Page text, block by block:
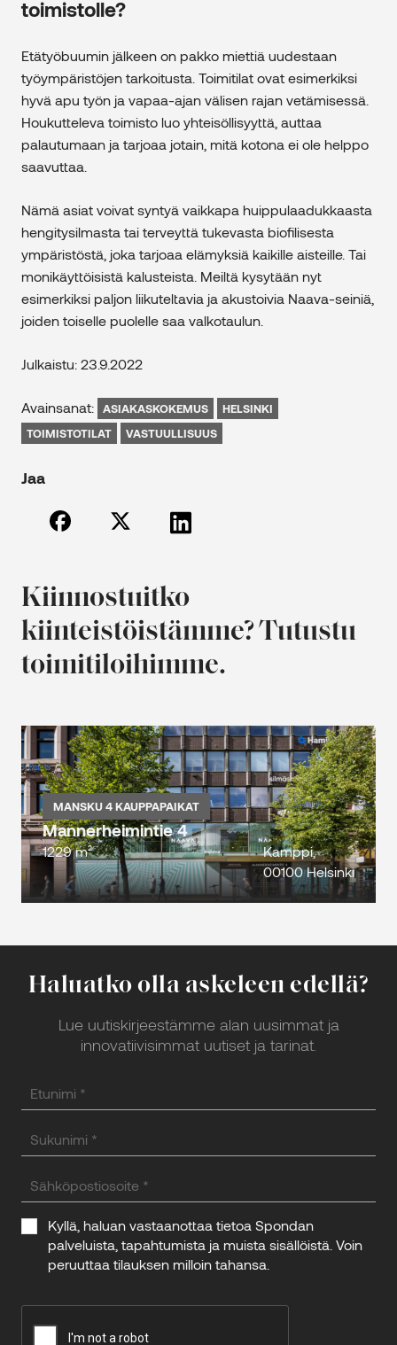
toimistolle?
Etätyöbuumin jälkeen on pakko miettiä uudestaan
työympäristöjen tarkoitusta. Toimitilat ovat esimerkiksi
hyvä apu työn ja vapaa-ajan välisen rajan vetämisessä.
Houkutteleva toimisto luo yhteisöllisyyttä, auttaa
palautumaan ja tarjoaa jotain, mitä kotona ei ole helppo
saavuttaa.
Nämä asiat voivat syntyä vaikkapa huippulaadukkaasta
hengitysilmasta tai terveyttä tukevasta biofilisesta
ympäristöstä, joka tarjoaa elämyksiä kaikille aisteille. Tai
monikäyttöisistä kalusteista. Meiltä kysytään nyt
esimerkiksi paljon liikuteltavia ja akustoivia Naava-seiniä,
joiden toiselle puolelle saa valkotaulun.
Julkaistu: 23.9.2022
Avainsanat: ASIAKASKOKEMUS
HELSINKI
TOIMISTOTILAT
VASTUULLISUUS
Jaa
Kiinnostuitko
kiinteistöistämme? Tutustu
toimitiloihimme.
MANSKU 4 KAUPPAPAIKAT
Mannerheimintie 4
1229 m²
Kamppi,
00100 Helsinki